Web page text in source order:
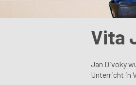
Vita
Jan Divoky
Unterricht in